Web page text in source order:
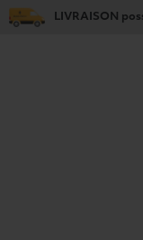
LIVRAISON